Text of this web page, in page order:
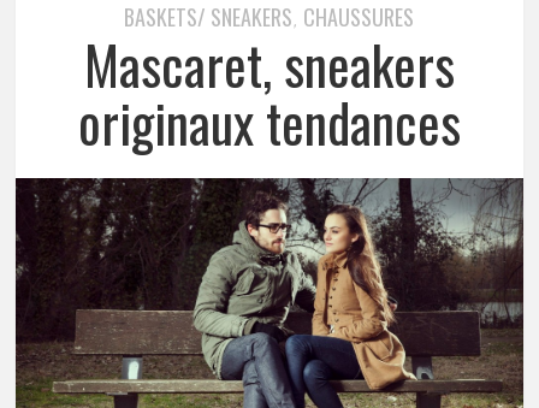
BASKETS/ SNEAKERS, CHAUSSURES
Mascaret, sneakers
originaux tendances